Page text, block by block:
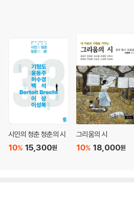
시인의 청춘 청춘의 시
15,300원
10%
그리움의 시
18,000원
10%